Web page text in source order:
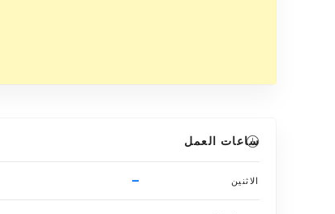
ساعات العمل
الاثنين –